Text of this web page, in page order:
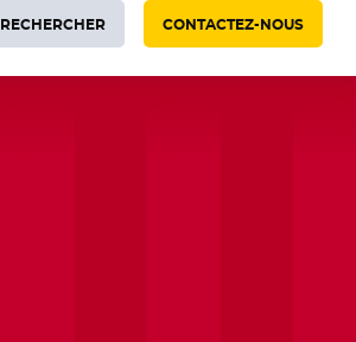
RECHERCHER CONTACTEZ-NOUS